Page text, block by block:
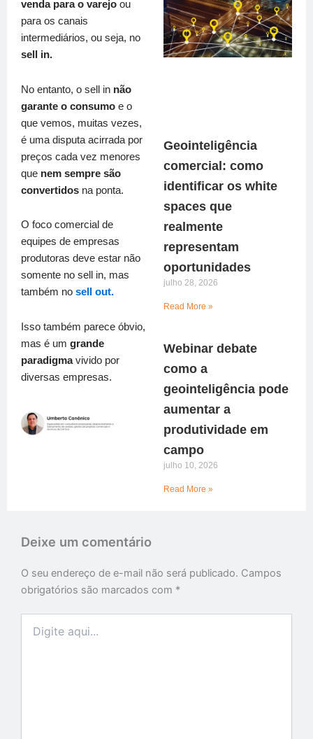
venda para o varejo ou
para os canais
intermediários, ou seja, no
sell in.
No entanto, o sell in não
garante o consumo e o
que vemos, muitas vezes,
é uma disputa acirrada por
preços cada vez menores
que nem sempre são
convertidos na ponta.
O foco comercial de
equipes de empresas
produtoras deve estar não
somente no sell in, mas
também no sell out.
Isso também parece óbvio,
mas é um grande
paradigmavivido por
diversas empresas.
Geointeligência
comercial: como
identificar os white
spaces que
realmente
representam
oportunidades
julho 28, 2026
Read More »
Webinar debate
como a
geointeligência pode
aumentar a
produtividade em
campo
julho 10, 2026
Read More »
Deixe um comentário
O seu endereço de e-mail não será publicado. Campos
obrigatórios são marcados com *
aqui...